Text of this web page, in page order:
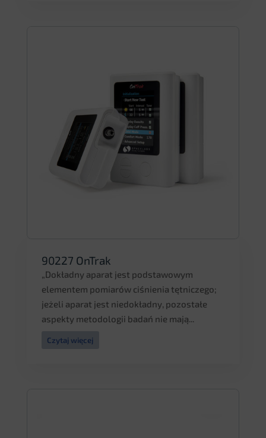
90227 OnTrak
„Dokładny aparat jest podstawowym
elementem pomiarów ciśnienia tętniczego;
jeżeli aparat jest niedokładny, pozostałe
aspekty metodologii badań nie mają...
Czytaj więcej